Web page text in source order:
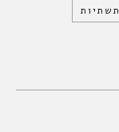
תשתיות